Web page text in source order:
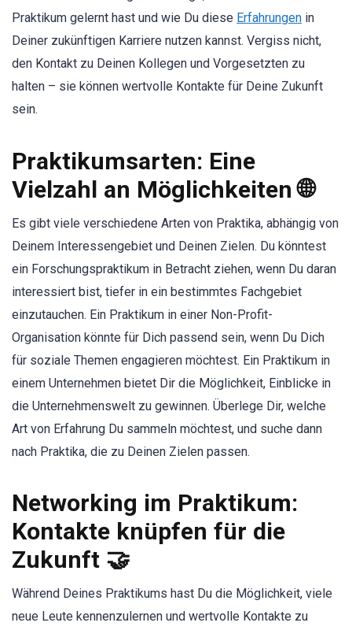
Praktikum gelernt hast und wie Du diese Erfahrungen in
Deiner zukünftigen Karriere nutzen kannst. Vergiss nicht,
den Kontakt zu Deinen Kollegen und Vorgesetzten zu
halten – sie können wertvolle Kontakte für Deine Zukunft
sein.
Praktikumsarten: Eine
Vielzahl an Möglichkeiten 🌐
Es gibt viele verschiedene Arten von Praktika, abhängig von
Deinem Interessengebiet und Deinen Zielen. Du könntest
ein Forschungspraktikum in Betracht ziehen, wenn Du daran
interessiert bist, tiefer in ein bestimmtes Fachgebiet
einzutauchen. Ein Praktikum in einer Non-Profit-
Organisation könnte für Dich passend sein, wenn Du Dich
für soziale Themen engagieren möchtest. Ein Praktikum in
einem Unternehmen bietet Dir die Möglichkeit, Einblicke in
die Unternehmenswelt zu gewinnen. Überlege Dir, welche
Art von Erfahrung Du sammeln möchtest, und suche dann
nach Praktika, die zu Deinen Zielen passen.
Networking im Praktikum:
Kontakte knüpfen für die
Zukunft 🤝
Während Deines Praktikums hast Du die Möglichkeit, viele
neue Leute kennenzulernen und wertvolle Kontakte zu